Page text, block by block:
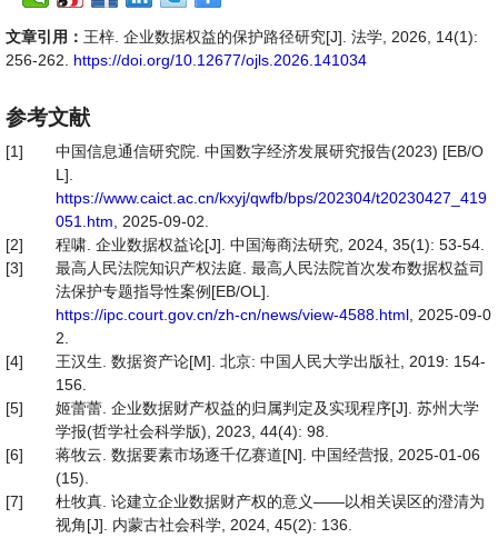
文章引用： 王梓. 企业数据权益的保护路径研究[J]. 法学, 2026, 14(1):
256-262. https://doi.org/10.12677/ojls.2026.141034
参考文献
[1]
中国信息通信研究院. 中国数字经济发展研究报告(2023) [EB/O
L].
https://www.caict.ac.cn/kxyj/qwfb/bps/202304/t20230427_419
051.htm , 2025-09-02.
[2]
程啸. 企业数据权益论[J]. 中国海商法研究, 2024, 35(1): 53-54.
[3]
最高人民法院知识产权法庭. 最高人民法院首次发布数据权益司
法保护专题指导性案例[EB/OL].
https://ipc.court.gov.cn/zh-cn/news/view-4588.html , 2025-09-0
2.
[4]
王汉生. 数据资产论[M]. 北京: 中国人民大学出版社, 2019: 154-
156.
[5]
姬蕾蕾. 企业数据财产权益的归属判定及实现程序[J]. 苏州大学
学报(哲学社会科学版), 2023, 44(4): 98.
[6]
蒋牧云. 数据要素市场逐千亿赛道[N]. 中国经营报, 2025-01-06
(15).
[7]
杜牧真. 论建立企业数据财产权的意义——以相关误区的澄清为
视角[J]. 内蒙古社会科学, 2024, 45(2): 136.